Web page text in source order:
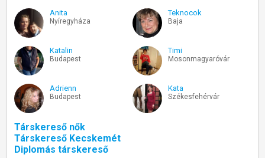
Anita
Nyíregyháza
Teknocok
Baja
Katalin
Budapest
Timi
Mosonmagyaróvár
Adrienn
Budapest
Kata
Székesfehérvár
Társkereső nők
Társkereső Kecskemét
Diplomás társkereső